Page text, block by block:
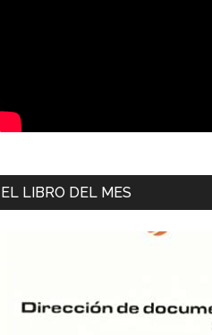
EL LIBRO DEL MES